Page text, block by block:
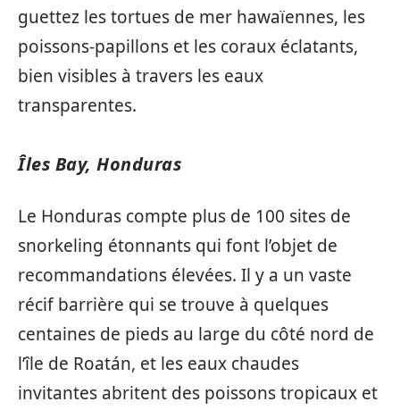
guettez les tortues de mer hawaïennes, les
poissons-papillons et les coraux éclatants,
bien visibles à travers les eaux
transparentes.
Îles Bay, Honduras
Le Honduras compte plus de 100 sites de
snorkeling étonnants qui font l’objet de
recommandations élevées. Il y a un vaste
récif barrière qui se trouve à quelques
centaines de pieds au large du côté nord de
l’île de Roatán, et les eaux chaudes
invitantes abritent des poissons tropicaux et